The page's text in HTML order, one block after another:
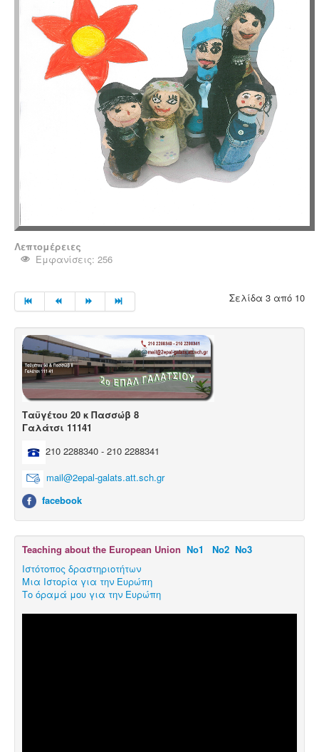
Μαθητικές Εργασίες
Πρόγραμμα Erasmus+
Μαθητεία.
Λεπτομέρειες
Εμφανίσεις: 256
Σελίδα 3 από 10
Ταϋγέτου 20 κ Πασσώβ 8
Γαλάτσι 11141
210 2288340 - 210 2288341
mail@2epal-galats.att.sch.gr
facebook
Teaching about the European Union Νο1 Νο2 Νο3
Ιστότοπος δραστηριοτήτων
Μια Ιστορία για την Ευρώπη
Το όραμά μου για την Ευρώπη